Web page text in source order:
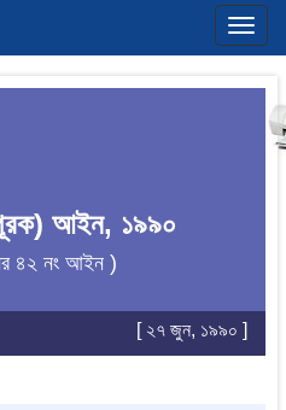
আইন, ১৯৯০
৪২ নং আইন )
[ ২৭ জুন, ১৯৯০ ]